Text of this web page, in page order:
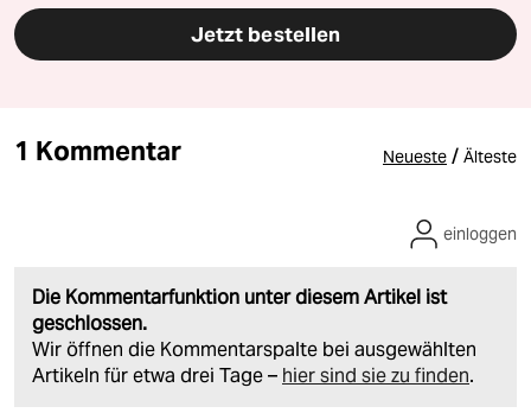
Jetzt bestellen
1 Kommentar Neueste / Älteste
Die Kommentarfunktion unter diesem Artikel ist
geschlossen.
Wir öffnen die Kommentarspalte bei ausgewählten
Artikeln für etwa drei Tage – hier sind sie zu finden.
einloggen